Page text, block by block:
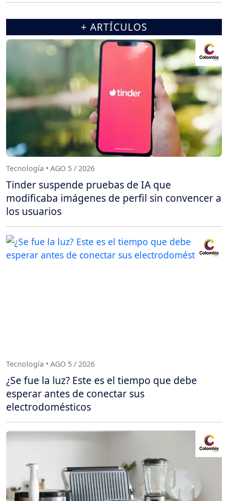
+ ARTÍCULOS
Tecnología • AGO 5 / 2026
Tinder suspende pruebas de IA que
modificaba imágenes de perfil sin convencer a
los usuarios
Tecnología • AGO 5 / 2026
¿Se fue la luz? Este es el tiempo que debe
esperar antes de conectar sus
electrodomésticos